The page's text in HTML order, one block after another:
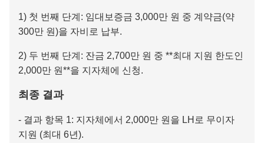
1) 첫 번째 단계: 임대보증금 3,000만 원 중 계약금(약
300만 원)을 자비로 납부.
2) 두 번째 단계: 잔금 2,700만 원 중 **최대 지원 한도인
2,000만 원**을 지자체에 신청.
최종 결과
- 결과 항목 1: 지자체에서 2,000만 원을 LH로 무이자
지원 (최대 6년).